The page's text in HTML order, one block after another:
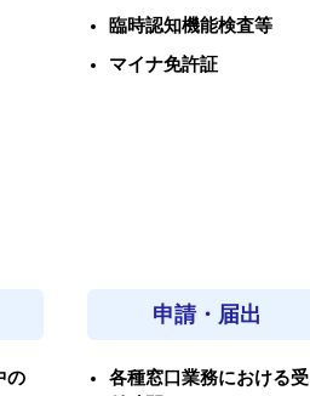
臨時認知機能検査等
マイナ免許証
の
申請・届出
各種窓口業務における受